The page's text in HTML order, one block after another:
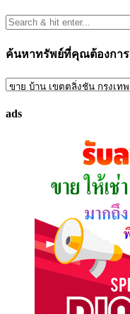
ค้นหาทรัพย์ที่คุณต้องการ
ค้นหา
ที่
ads